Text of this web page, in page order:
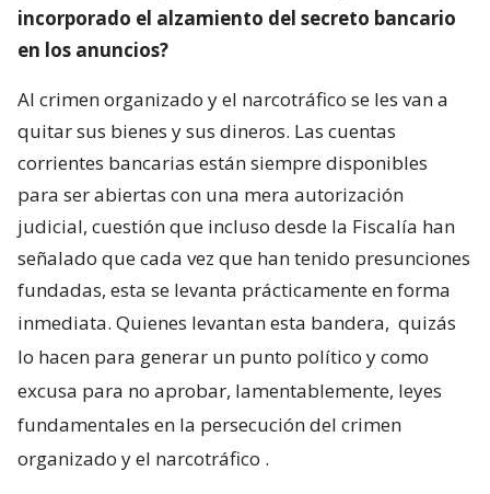
incorporado el alzamiento del secreto bancario
en los anuncios?
Al crimen organizado y el narcotráfico se les van a
quitar sus bienes y sus dineros. Las cuentas
corrientes bancarias están siempre disponibles
para ser abiertas con una mera autorización
judicial, cuestión que incluso desde la Fiscalía han
señalado que cada vez que han tenido presunciones
fundadas, esta se levanta prácticamente en forma
inmediata. Quienes levantan esta bandera, quizás
lo hacen para generar un punto político y como
excusa para no aprobar, lamentablemente, leyes
fundamentales en la persecución del crimen
organizado y el narcotráfico .